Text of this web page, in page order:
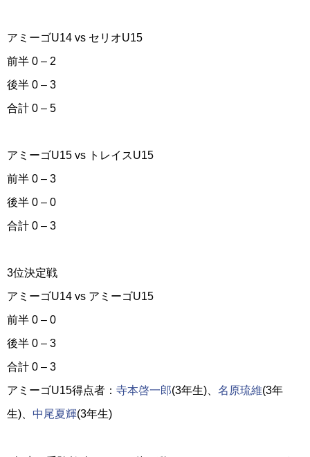
アミーゴU14 vs セリオU15
前半 0 – 2
後半 0 – 3
合計 0 – 5
アミーゴU15 vs トレイスU15
前半 0 – 3
後半 0 – 0
合計 0 – 3
3位決定戦
アミーゴU14 vs アミーゴU15
前半 0 – 0
後半 0 – 3
合計 0 – 3
アミーゴU15得点者： 寺本啓一郎(3年生)、 名原琉維(3年
生)、 中尾夏輝(3年生)